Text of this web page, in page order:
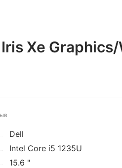
Xe
Dell
Intel Core i5 1235U
15.6 "